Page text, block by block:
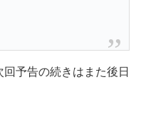
予告の続きはまた後日